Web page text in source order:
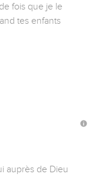
fois que je le
tes enfants
auprès de Dieu